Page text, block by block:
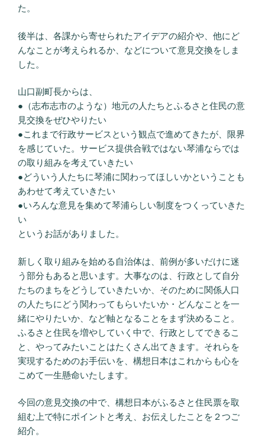
た。
後半は、各課から寄せられたアイデアの紹介や、他にど
んなことが考えられるか、などについて意見交換をしま
した。
山口副町長からは、
●（志布志市のような）地元の人たちとふるさと住民の意
見交換をぜひやりたい
●これまで行政サービスという観点で進めてきたが、限界
を感じていた。サービス提供合戦ではない琴浦ならでは
の取り組みを考えていきたい
●どういう人たちに琴浦に関わってほしいかということも
あわせて考えていきたい
●いろんな意見を集めて琴浦らしい制度をつくっていきた
い
というお話がありました。
新しく取り組みを始める自治体は、前例が多いだけに迷
う部分もあると思います。大事なのは、行政として自分
たちのまちをどうしていきたいか、そのために関係人口
の人たちにどう関わってもらいたいか・どんなことを一
緒にやりたいか、など軸となることをまず決めること。
ふるさと住民を増やしていく中で、行政としてできるこ
と、やってみたいことはたくさん出てきます。それらを
実現するためのお手伝いを、構想日本はこれからも心を
こめて一生懸命いたします。
今回の意見交換の中で、構想日本がふるさと住民票を取
組む上で特にポイントと考え、お伝えしたことを２つご
紹介。